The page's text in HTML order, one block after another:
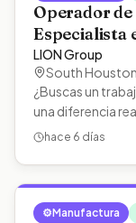
Operador de
Especialista
LION Group
South Houston
¿Buscas un
una diferencia
limpieza y
hace 6 días
⚙️Manufactura